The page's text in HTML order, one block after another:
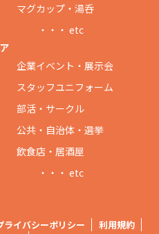
マグカップ・湯呑
・・・ etc
企業イベント・展示会
スタッフユニフォーム
部活・サークル
公共・自治体・選挙
飲食店・居酒屋
・・・ etc
ライバシーポリシー
利用規約